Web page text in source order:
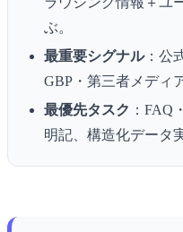
ぶ。
最重要シグナル：公
GBP・第三者メディ
最優先タスク ：FAQ
明記、構造化データ